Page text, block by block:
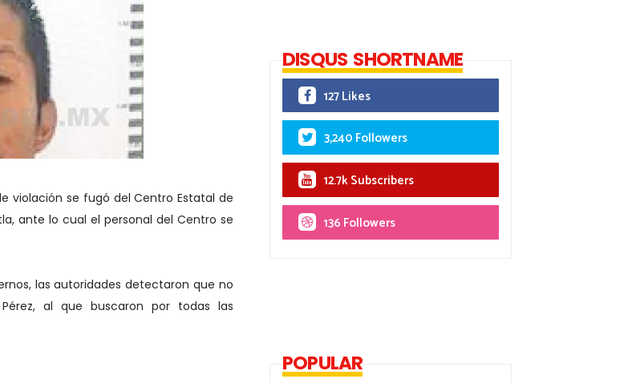
violación se fugó del Centro Estatal de
ante lo cual el personal del Centro se
las autoridades detectaron que no
al que buscaron por todas las
DISQUS SHORTNAME
127 Likes
3,240 Followers
12.7k Subscribers
136 Followers
POPULAR